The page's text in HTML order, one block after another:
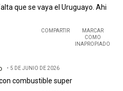
que se vaya el Uruguayo. Ahi
COMPARTIR
MARCAR
COMO
INAPROPIADO
5 DE JUNIO DE 2026
combustible super